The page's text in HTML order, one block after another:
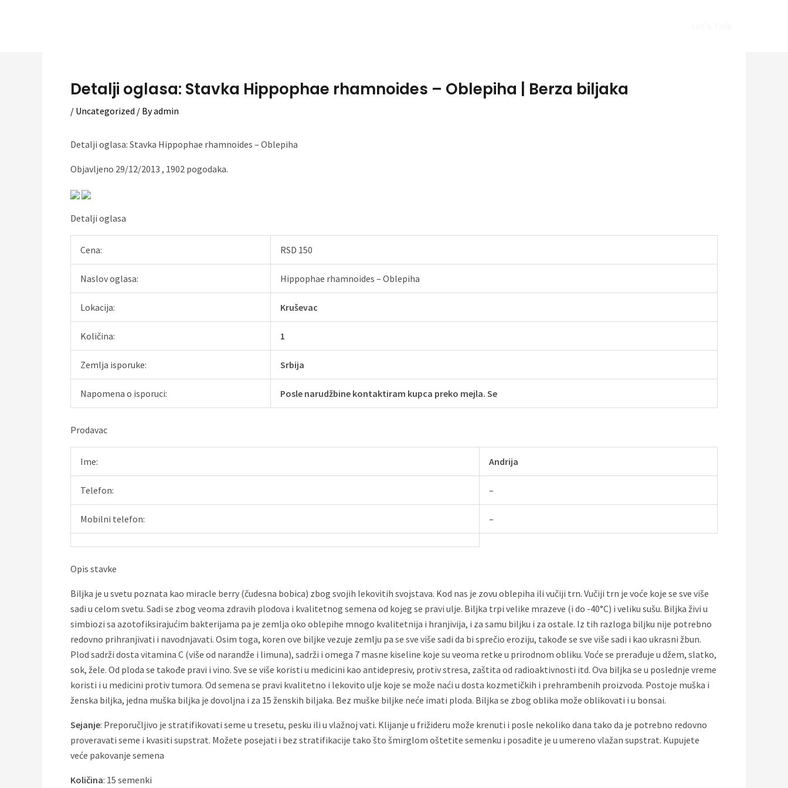
Detalji oglasa: Stavka Hippophae rhamnoides – Oblepiha | Berza biljaka
/ Uncategorized / Byadmin
Detalji oglasa: Stavka Hippophae rhamnoides – Oblepiha
Objavljeno 29/12/2013 , 1902 pogodaka.
Detalji oglasa
Cena: RSD 150
Naslov oglasa: Hippophae rhamnoides – Oblepiha
Lokacija: Kruševac
Količina: 1
Zemlja isporuke: Srbija
Napomena o isporuci: Posle narudžbine kontaktiram kupca preko mejla. Se
Prodavac
Ime: Andrija
Telefon: –
Mobilni telefon: –
Opis stavke
Biljka je u svetu poznata kao miracle berry (čudesna bobica) zbog svojih lekovitih svojstava. Kod nas je zovu oblepiha ili vučiji trn. Vučiji trn je voće koje se sve više
sadi u celom svetu. Sadi se zbog veoma zdravih plodova i kvalitetnog semena od kojeg se pravi ulje. Biljka trpi velike mrazeve (i do -40°C) i veliku sušu. Biljka živi u
simbiozi sa azotofiksirajućim bakterijama pa je zemlja oko oblepihe mnogo kvalitetnija i hranjivija, i za samu biljku i za ostale. Iz tih razloga biljku nije potrebno
redovno prihranjivati i navodnjavati. Osim toga, koren ove biljke vezuje zemlju pa se sve više sadi da bi sprečio eroziju, takođe se sve više sadi i kao ukrasni žbun.
Plod sadrži dosta vitamina C (više od narandže i limuna), sadrži i omega 7 masne kiseline koje su veoma retke u prirodnom obliku. Voće se prerađuje u džem, slatko,
sok, žele. Od ploda se takođe pravi i vino. Sve se više koristi u medicini kao antidepresiv, protiv stresa, zaštita od radioaktivnosti itd. Ova biljka se u poslednje vreme
koristi i u medicini protiv tumora. Od semena se pravi kvalitetno i lekovito ulje koje se može naći u dosta kozmetičkih i prehrambenih proizvoda. Postoje muška i
ženska biljka, jedna muška biljka je dovoljna i za 15 ženskih biljaka. Bez muške biljke neće imati ploda. Biljka se zbog oblika može oblikovati i u bonsai.
Sejanje: Preporučljivo je stratifikovati seme u tresetu, pesku ili u vlažnoj vati. Klijanje u frižideru može krenuti i posle nekoliko dana tako da je potrebno redovno
proveravati seme i kvasiti supstrat. Možete posejati i bez stratifikacije tako što šmirglom oštetite semenku i posadite je u umereno vlažan supstrat. Kupujete
veće pakovanje semena
Količina: 15 semenki